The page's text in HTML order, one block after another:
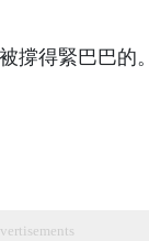
撐得緊巴巴的